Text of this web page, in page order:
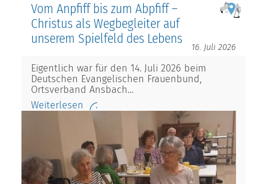
Vom Anpfiff bis zum Abpfiff –
Christus als Wegbegleiter auf
unserem Spielfeld des Lebens
16. Juli 2026
Eigentlich war für den 14. Juli 2026 beim
Deutschen Evangelischen Frauenbund,
Ortsverband Ansbach…
Weiterlesen